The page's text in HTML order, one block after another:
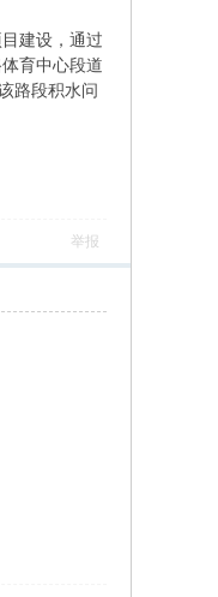
建设，通过
育中心段道
路段积水问
举报